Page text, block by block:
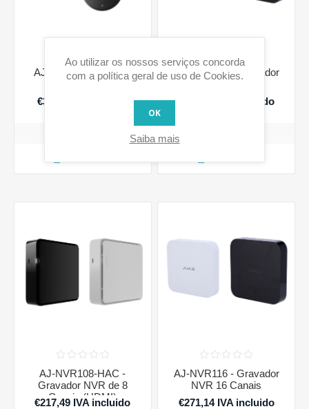
AJ-JUNCTIONBOX -
Caixa de Junção
€30,70 IVA incluido
AJ-NVR108 - Gravador
€176,21 IVA incluido
AJ-NVR108-HAC -
Gravador NVR de 8
Canais (HDMI)
€217,49 IVA incluido
AJ-NVR116 - Gravador
NVR 16 Canais
€271,14 IVA incluido
Ao utilizar os nossos serviços concorda
com a política geral de uso de Cookies.
OK
Saiba mais